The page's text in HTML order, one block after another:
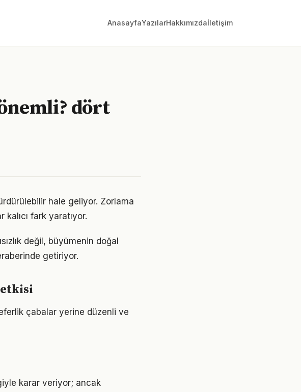
AnasayfaYazılarHakkımızdaİletişim
dört
hale geliyor. Zorlama
fark yaratıyor.
değil, büyümenin doğal
getiriyor.
çabalar yerine düzenli ve
karar veriyor; ancak